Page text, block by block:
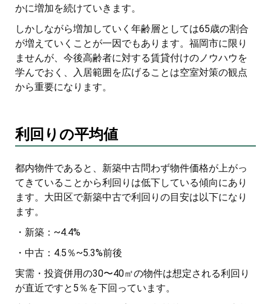
かに増加を続けていきます。
しかしながら増加していく年齢層としては65歳の割合
が増えていくことが一因でもあります。福岡市に限り
ませんが、今後高齢者に対する賃貸付けのノウハウを
学んでおく、入居範囲を広げることは空室対策の観点
から重要になります。
利回りの平均値
都内物件であると、新築中古問わず物件価格が上がっ
てきていることから利回りは低下している傾向にあり
ます。大田区で新築中古で利回りの目安は以下になり
ます。
・新築：~4.4%
・中古：4.5％~5.3%前後
実需・投資併用の30〜40㎡の物件は想定される利回り
が直近ですと5％を下回っています。